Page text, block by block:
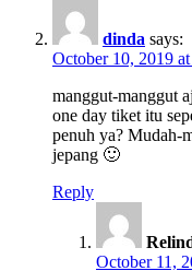
dinda says:
October 10, 2019
manggut-manggut
one day tiket itu
penuh ya? Mudah-
jepang 🙂
Reply
October 11,